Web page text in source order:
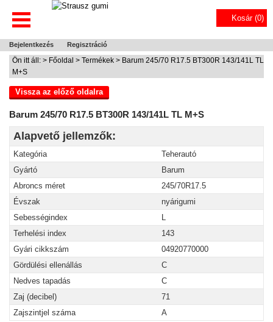
Kosár (0)
Bejelentkezés Regisztráció
Ön itt áll: > Főoldal > Termékek > Barum 245/70 R17.5 BT300R 143/141L TL
M+S
Vissza az előző oldalra
Barum 245/70 R17.5 BT300R 143/141L TL M+S
Alapvető jellemzők:
Kategória
Teherautó
Gyártó
Barum
Abroncs méret
245/70R17.5
Évszak
nyárigumi
Sebességindex
L
Terhelési index
143
Gyári cikkszám
04920770000
Gördülési ellenállás
C
Nedves tapadás
C
Zaj (decibel)
71
Zajszintjel száma
A